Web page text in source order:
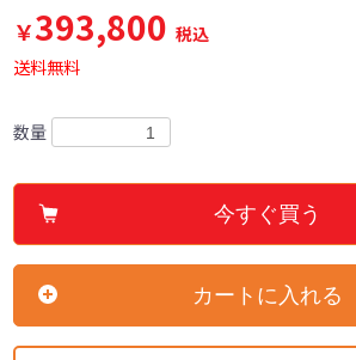
￥393,800 税込
送料無料
数量
今すぐ買う
カートに入れる